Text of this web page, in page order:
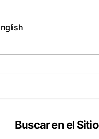
Buscar en el Sitio